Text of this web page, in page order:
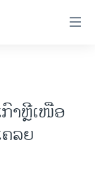
າຫຼີເໜືອ
ລຍ